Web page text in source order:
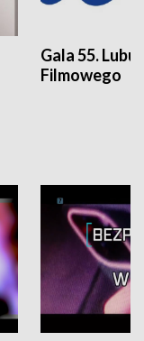
Gala 55.
Filmowego